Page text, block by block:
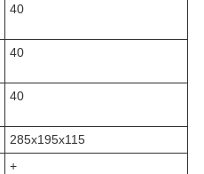
40
40
40
285х195х115
+